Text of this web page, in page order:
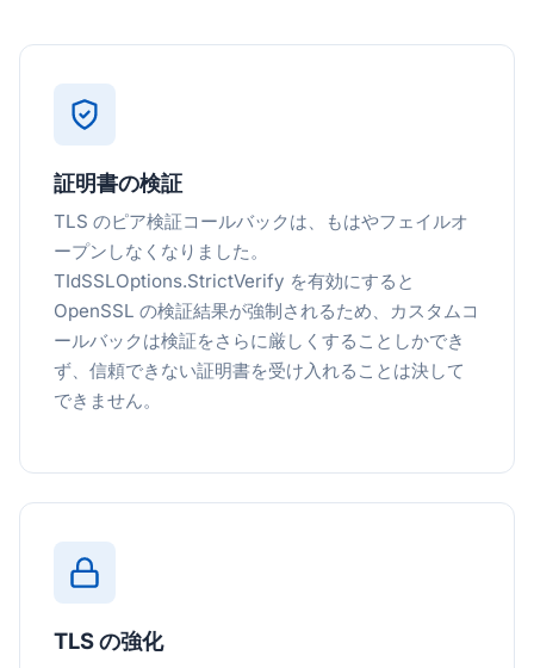
証明書の検証
TLS のピア検証コールバックは、もはやフェイルオ
ープンしなくなりました。
TIdSSLOptions.StrictVerify を有効にすると
OpenSSL の検証結果が強制されるため、カスタムコ
ールバックは検証をさらに厳しくすることしかでき
ず、信頼できない証明書を受け入れることは決して
できません。
TLS の強化